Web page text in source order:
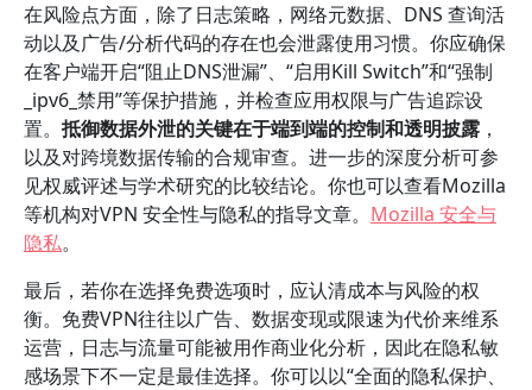
在风险点方面，除了日志策略，网络元数据、DNS 查询活
动以及广告/分析代码的存在也会泄露使用习惯。你应确保
在客户端开启“阻止DNS泄漏”、“启用Kill Switch”和“强制
_ipv6_禁用”等保护措施，并检查应用权限与广告追踪设
置。 抵御数据外泄的关键在于端到端的控制和透明披露 ，
以及对跨境数据传输的合规审查。进一步的深度分析可参
见权威评述与学术研究的比较结论。你也可以查看Mozilla
等机构对VPN 安全性与隐私的指导文章。 Mozilla 安全与
隐私。
最后，若你在选择免费选项时，应认清成本与风险的权
衡。免费VPN往往以广告、数据变现或限速为代价来维系
运营，日志与流量可能被用作商业化分析，因此在隐私敏
感场景下不一定是最佳选择。你可以以“全面的隐私保护、